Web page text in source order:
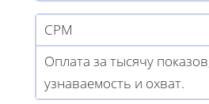
CPM
Оплата за тысячу
узнаваемость и охват.